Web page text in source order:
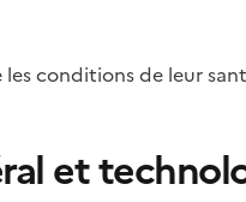
les conditions de leur
et